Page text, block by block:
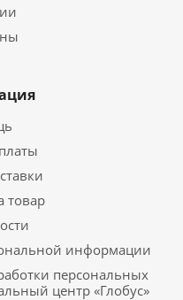
товар
информации
персональных
центр «Глобус»